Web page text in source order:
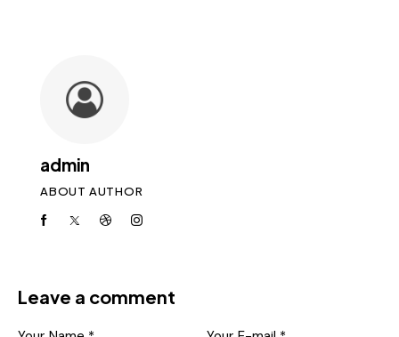
admin
ABOUT AUTHOR
Leave a comment